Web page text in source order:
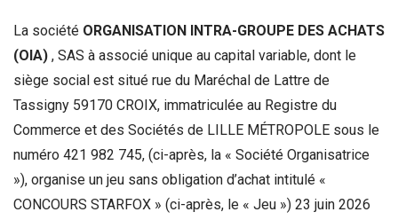
La société ORGANISATION INTRA-GROUPE DES ACHATS
(OIA) , SAS à associé unique au capital variable, dont le
siège social est situé rue du Maréchal de Lattre de
Tassigny 59170 CROIX, immatriculée au Registre du
Commerce et des Sociétés de LILLE MÉTROPOLE sous le
numéro 421 982 745, (ci-après, la « Société Organisatrice
»), organise un jeu sans obligation d’achat intitulé «
CONCOURS STARFOX » (ci-après, le « Jeu ») 23 juin 2026